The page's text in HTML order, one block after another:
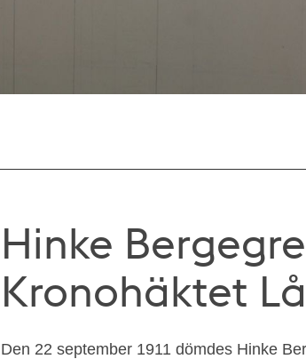
Hinke
Kronohäktet
Den 22 september 1911 dömdes Hinke